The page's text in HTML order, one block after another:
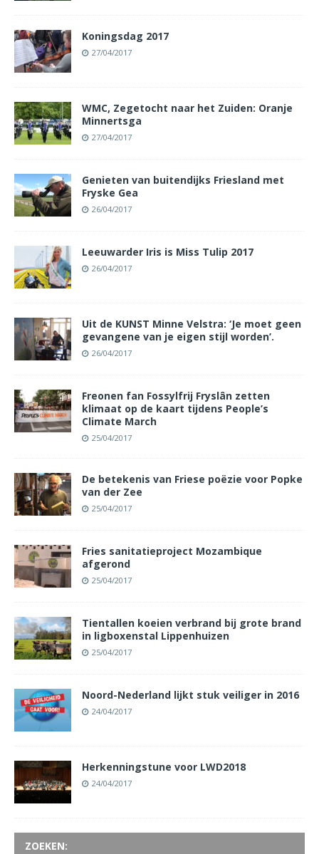
Koningsdag 2017
27/04/2017
WMC, Zegetocht naar het Zuiden: Oranje
Minnertsga
27/04/2017
Genieten van buitendijks Friesland met
Fryske Gea
26/04/2017
Leeuwarder Iris is Miss Tulip 2017
26/04/2017
Uit de KUNST Minne Velstra: ‘Je moet geen
gevangene van je eigen stijl worden’.
26/04/2017
Freonen fan Fossylfrij Fryslân zetten
klimaat op de kaart tijdens People’s
Climate March
25/04/2017
De betekenis van Friese poëzie voor Popke
van der Zee
25/04/2017
Fries sanitatieproject Mozambique
afgerond
25/04/2017
Tientallen koeien verbrand bij grote brand
in ligboxenstal Lippenhuizen
25/04/2017
Noord-Nederland lijkt stuk veiliger in 2016
24/04/2017
Herkenningstune voor LWD2018
24/04/2017
ZOEKEN: